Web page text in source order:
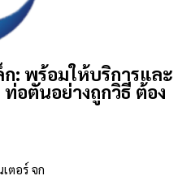
: พร้อมให้บริการและ
อตันอย่างถูกวิธี ต้อง
เตอร์ จก